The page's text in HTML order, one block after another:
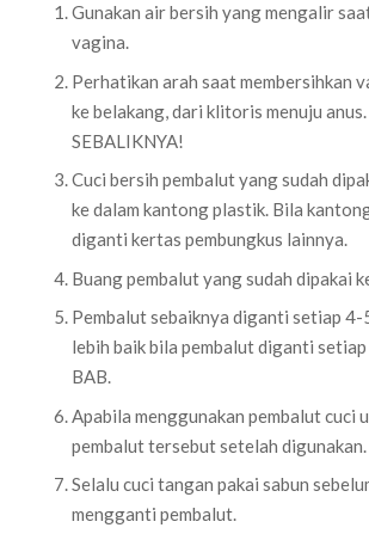
Gunakan air bersih yang mengalir
vagina.
Perhatikan arah saat membersihkan
ke belakang, dari klitoris menuju
SEBALIKNYA!
Cuci bersih pembalut yang sudah
ke dalam kantong plastik. Bila
diganti kertas pembungkus lainnya.
Buang pembalut yang sudah dipakai
Pembalut sebaiknya diganti setiap 4-
lebih baik bila pembalut diganti
BAB.
Apabila menggunakan pembalut cuci
pembalut tersebut setelah digunakan.
Selalu cuci tangan pakai sabun
mengganti pembalut.